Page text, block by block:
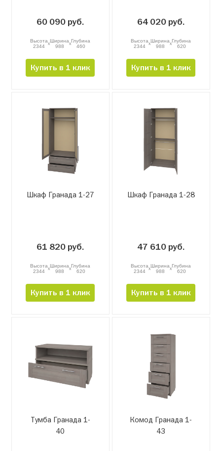
60 090 руб.
Высота
2344
xШирина
988
xГлубина
460
Купить в 1 клик
64 020 руб.
Высота
2344
xШирина
988
xГлубина
620
Купить в 1 клик
Шкаф Гранада 1-27
61 820 руб.
Высота
2344
xШирина
988
xГлубина
620
Купить в 1 клик
Шкаф Гранада 1-28
47 610 руб.
Высота
2344
xШирина
988
xГлубина
620
Купить в 1 клик
Тумба Гранада 1-
40
Комод Гранада 1-
43